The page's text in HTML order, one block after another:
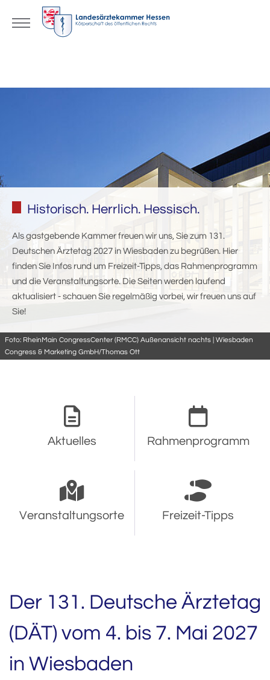
Foto: RheinMain CongressCenter (RMCC) Außenansicht nachts | Wiesbaden
Congress & Marketing GmbH/Thomas Ott
Historisch. Herrlich. Hessisch.
Als gastgebende Kammer freuen wir uns, Sie zum 131.
Deutschen Ärztetag 2027 in Wiesbaden zu begrüßen. Hier
finden Sie Infos rund um Freizeit-Tipps, das Rahmenprogramm
und die Veranstaltungsorte. Die Seiten werden laufend
aktualisiert - schauen Sie regelmäßig vorbei, wir freuen uns auf
Sie!
Aktuelles Rahmenprogramm
Veranstaltungsorte Freizeit-Tipps
Der 131. Deutsche Ärztetag
(DÄT) vom 4. bis 7. Mai 2027
in Wiesbaden